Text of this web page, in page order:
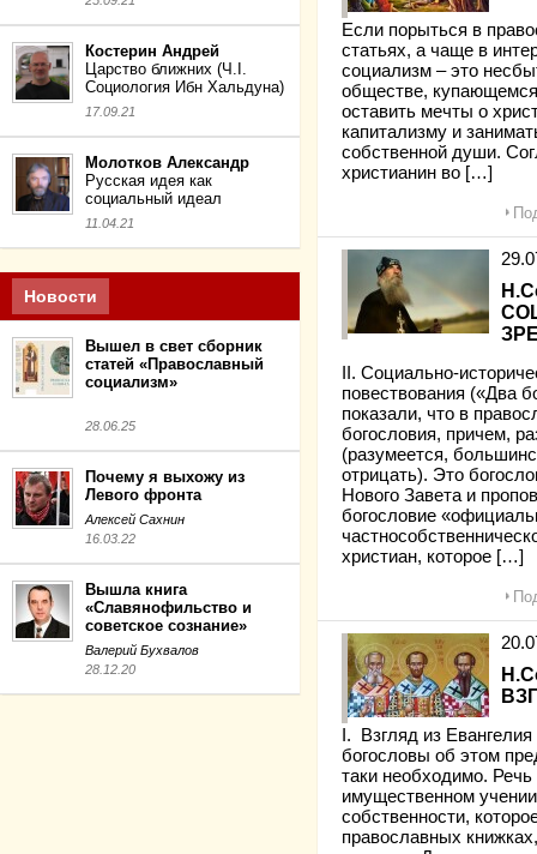
Костерин Андрей
Царство ближних (Ч.I.
Социология Ибн Хальдуна)
17.09.21
Молотков Александр
Русская идея как
социальный идеал
11.04.21
Новости
Вышел в свет сборник
статей «Православный
социализм»
28.06.25
Почему я выхожу из
Левого фронта
Алексей Сахнин
16.03.22
Вышла книга
«Славянофильство и
советское сознание»
Валерий Бухвалов
28.12.20
Если порыться в
статьях, а чаще в
социализм – это
обществе,
оставить мечты о
капитализму и
собственной души.
христианин во […]
II. Социально-
повествования («Два
показали, что в
богословия, причем,
(разумеется,
отрицать). Это
Нового Завета и
богословие
христиан, которое […]
I. Взгляд из
богословы об этом
таки необходимо.
имущественном
собственности,
православных